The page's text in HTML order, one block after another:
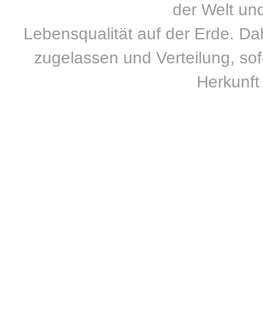
der Welt
Lebensqualität auf der Erde.
zugelassen und Verteilung,